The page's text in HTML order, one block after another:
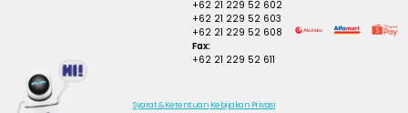
+62 21 229 52 602
+62 21 229 52 603
+62 21 229 52 608
Fax:
+62 21 229 52 611
Syarat & Ketentuan Kebijakan Privasi